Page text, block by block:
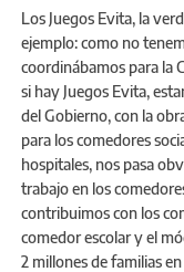
Los Juegos Evita, la
ejemplo: como no
coordinábamos para la
si hay Juegos Evita,
del Gobierno, con la
para los comedores
hospitales, nos pasa
trabajo en los
contribuimos con los
comedor escolar y el
2 millones de familias